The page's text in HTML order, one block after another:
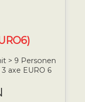
> 9 Personen
axe EURO 6